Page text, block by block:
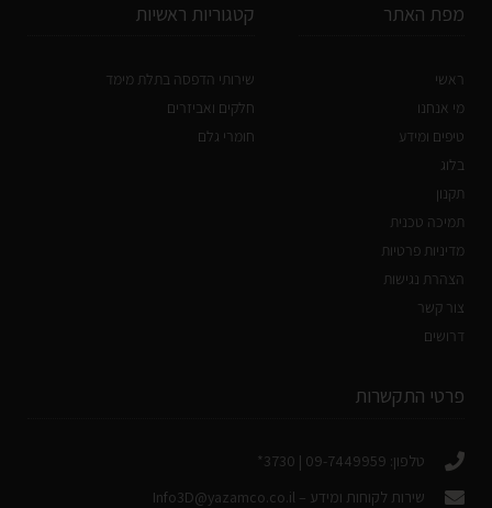
מפת האתר
ראשי
מי אנחנו
טיפים ומידע
בלוג
תקנון
תמיכה טכנית
מדיניות פרטיות
הצהרת נגישות
צור קשר
דרושים
קטגוריות ראשיות
שירותי הדפסה בתלת מימד
חלקים ואביזרים
חומרי גלם
פרטי התקשרות
טלפון: 09-7449959 | 3730*
שירות לקוחות ומידע – Info3D@yazamco.co.il